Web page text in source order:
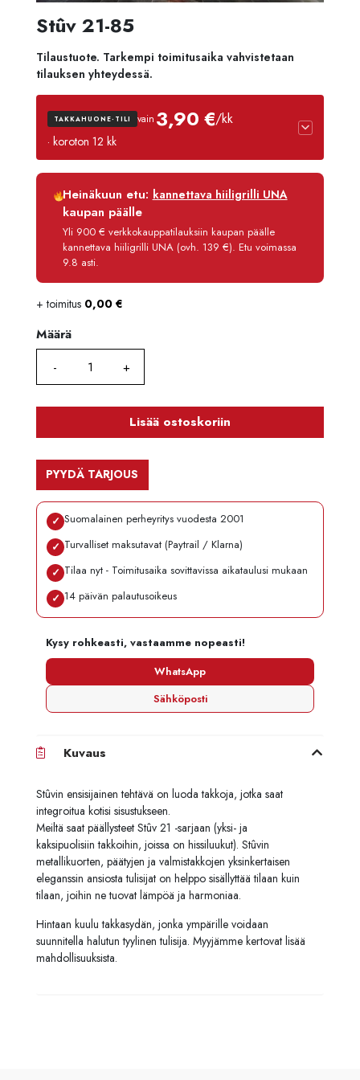
Stûv 21-85
Tilaustuote. Tarkempi toimitusaika vahvistetaan
tilauksen yhteydessä.
TAKKAHUONE-TILI vain 3,90 €/kk
· koroton 12 kk
Luottoaika
12 kk
Korko
Käsittelymaksu
3,90 €/kk
Maksettava yhteensä
Heinäkuun etu:kannettava hiiligrilli UNA
kaupan päälle
Yli 900 € verkkokauppatilauksiin kaupan päälle
kannettava hiiligrilli UNA (ovh. 139 €). Etu voimassa
9.8 asti.
+ toimitus 0,00 €
Määrä
Määrä
Lisää ostoskoriin
PYYDÄ TARJOUS
✓ Suomalainen perheyritys vuodesta 2001
✓ Turvalliset maksutavat (Paytrail / Klarna)
✓ Tilaa nyt - Toimitusaika sovittavissa aikataulusi mukaan
✓ 14 päivän palautusoikeus
Kysy rohkeasti, vastaamme nopeasti!
WhatsApp
Sähköposti
Kuvaus
Stûvin ensisijainen tehtävä on luoda takkoja, jotka saat
integroitua kotisi sisustukseen.
Meiltä saat päällysteet Stûv 21 -sarjaan (yksi- ja
kaksipuolisiin takkoihin, joissa on hissiluukut). Stûvin
metallikuorten, päätyjen ja valmistakkojen yksinkertaisen
eleganssin ansiosta tulisijat on helppo sisällyttää tilaan kuin
tilaan, joihin ne tuovat lämpöä ja harmoniaa.
Hintaan kuulu takkasydän, jonka ympärille voidaan
suunnitella halutun tyylinen tulisija. Myyjämme kertovat lisää
mahdollisuuksista.